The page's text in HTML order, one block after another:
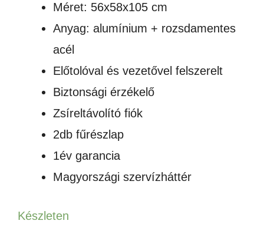
Méret: 56x58x105 cm
Anyag: alumínium + rozsdamentes
acél
Előtolóval és vezetővel felszerelt
Biztonsági érzékelő
Zsíreltávolító fiók
2db fűrészlap
1év garancia
Magyországi szervízháttér
Készleten